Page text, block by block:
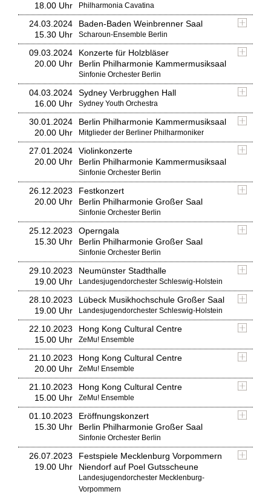
18.00 Uhr
Philharmonia Cavatina
24.03.2024
15.30 Uhr
Baden-Baden Weinbrenner Saal
Scharoun-Ensemble Berlin
09.03.2024
20.00 Uhr
Konzerte für Holzbläser
Berlin Philharmonie Kammermusiksaal
Sinfonie Orchester Berlin
04.03.2024
16.00 Uhr
Sydney Verbrugghen Hall
Sydney Youth Orchestra
30.01.2024
20.00 Uhr
Berlin Philharmonie Kammermusiksaal
Mitglieder der Berliner Philharmoniker
27.01.2024
20.00 Uhr
Violinkonzerte
Berlin Philharmonie Kammermusiksaal
Sinfonie Orchester Berlin
26.12.2023
20.00 Uhr
Festkonzert
Berlin Philharmonie Großer Saal
Sinfonie Orchester Berlin
25.12.2023
15.30 Uhr
Operngala
Berlin Philharmonie Großer Saal
Sinfonie Orchester Berlin
29.10.2023
19.00 Uhr
Neumünster Stadthalle
Landesjugendorchester Schleswig-Holstein
28.10.2023
19.00 Uhr
Lübeck Musikhochschule Großer Saal
Landesjugendorchester Schleswig-Holstein
22.10.2023
15.00 Uhr
Hong Kong Cultural Centre
ZeMu! Ensemble
21.10.2023
20.00 Uhr
Hong Kong Cultural Centre
ZeMu! Ensemble
21.10.2023
15.00 Uhr
Hong Kong Cultural Centre
ZeMu! Ensemble
01.10.2023
15.30 Uhr
Eröffnungskonzert
Berlin Philharmonie Großer Saal
Sinfonie Orchester Berlin
26.07.2023
19.00 Uhr
Festspiele Mecklenburg Vorpommern
Niendorf auf Poel Gutsscheune
Landesjugendorchester Mecklenburg-
Vorpommern